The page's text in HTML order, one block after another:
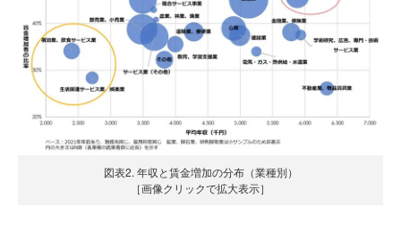
図表2. 年収と賃金増加の分布（業種別）
［画像クリックで拡大表示］